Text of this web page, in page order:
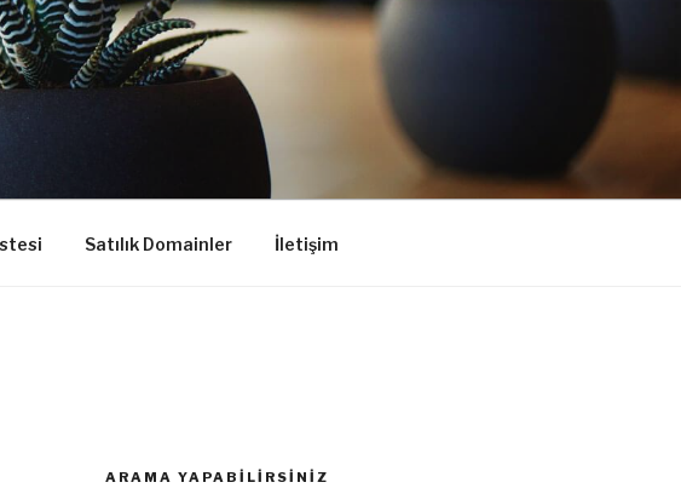
Satılık Domainler İletişim
ARAMA YAPABILIRSINIZ